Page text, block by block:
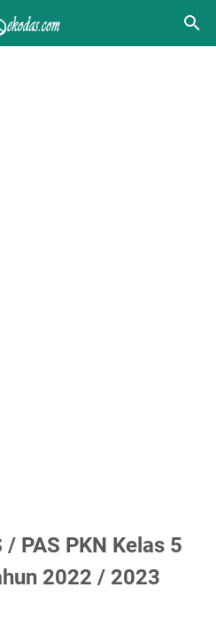
PAS PKN Kelas 5
2022 / 2023